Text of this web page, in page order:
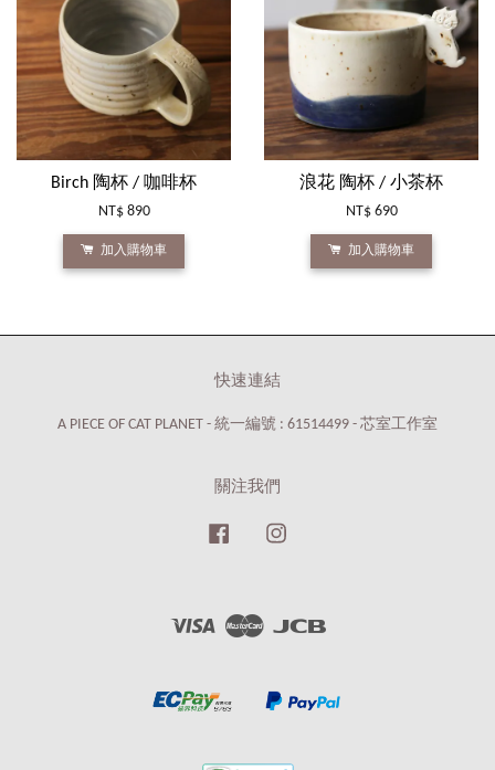
Birch 陶杯 / 咖啡杯
NT$ 890
加入購物車
浪花 陶杯 / 小茶杯
NT$ 690
加入購物車
快速連結
A PIECE OF CAT PLANET - 統一編號 : 61514499 - 芯室工作室
關注我們
Facebook
Visa Master